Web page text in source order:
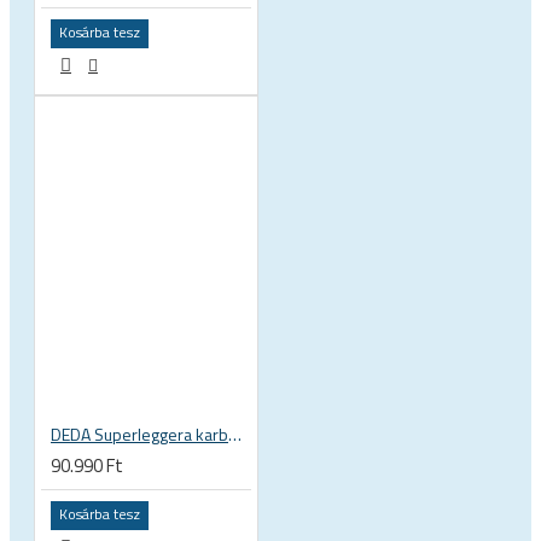
Kosárba tesz
DEDA Superleggera karbon országúti kormány
90.990 Ft
Kosárba tesz